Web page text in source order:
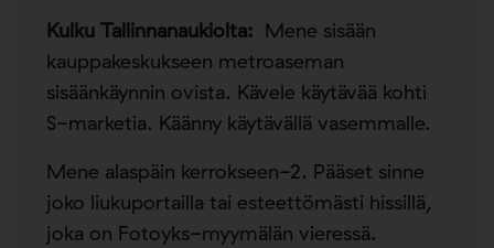
Kulku Tallinnanaukiolta: Mene sisään
kauppakeskukseen metroaseman
sisäänkäynnin ovista. Kävele käytävää kohti
S-marketia. Käänny käytävällä vasemmalle.
Mene alaspäin kerrokseen-2. Pääset sinne
joko liukuportailla tai esteettömästi hissillä,
joka on Fotoyks-myymälän vieressä.